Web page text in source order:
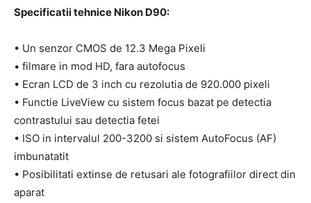
Specificatii tehnice Nikon D90:
• Un senzor CMOS de 12.3 Mega Pixeli
• filmare in mod HD, fara autofocus
• Ecran LCD de 3 inch cu rezolutia de 920.000 pixeli
• Functie LiveView cu sistem focus bazat pe detectia
contrastului sau detectia fetei
• ISO in intervalul 200-3200 si sistem AutoFocus (AF)
imbunatatit
• Posibilitati extinse de retusari ale fotografiilor direct din
aparat